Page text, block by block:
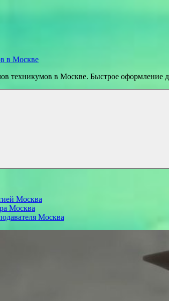
в Москве
техникумов в Москве. Быстрое оформление
Москва
Москва
Москва